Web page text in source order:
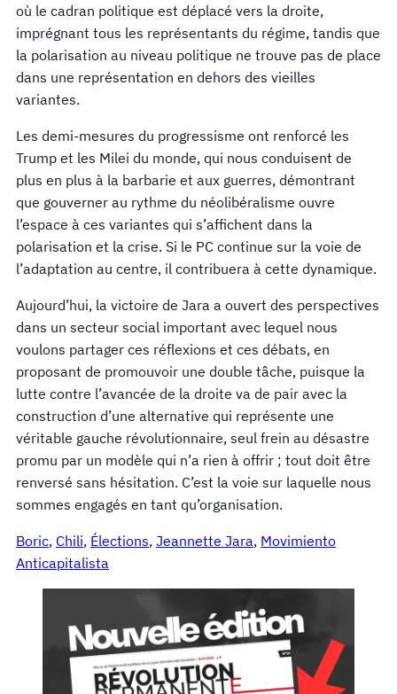
où le cadran politique est déplacé vers la droite,
imprégnant tous les représentants du régime, tandis que
la polarisation au niveau politique ne trouve pas de place
dans une représentation en dehors des vieilles
variantes.
Les demi-mesures du progressisme ont renforcé les
Trump et les Milei du monde, qui nous conduisent de
plus en plus à la barbarie et aux guerres, démontrant
que gouverner au rythme du néolibéralisme ouvre
l’espace à ces variantes qui s’affichent dans la
polarisation et la crise. Si le PC continue sur la voie de
l’adaptation au centre, il contribuera à cette dynamique.
Aujourd’hui, la victoire de Jara a ouvert des perspectives
dans un secteur social important avec lequel nous
voulons partager ces réflexions et ces débats, en
proposant de promouvoir une double tâche, puisque la
lutte contre l’avancée de la droite va de pair avec la
construction d’une alternative qui représente une
véritable gauche révolutionnaire, seul frein au désastre
promu par un modèle qui n’a rien à offrir ; tout doit être
renversé sans hésitation. C’est la voie sur laquelle nous
sommes engagés en tant qu’organisation.
Boric, Chili, Élections, Jeannette Jara, Movimiento
Anticapitalista